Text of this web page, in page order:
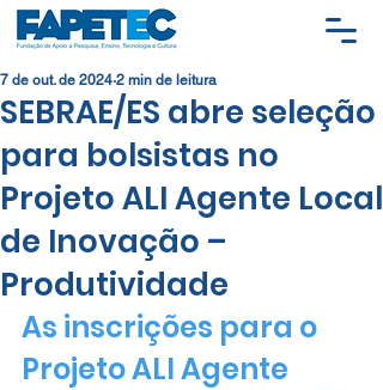
SEBRAE/ES abre seleção
para bolsistas no
Projeto ALI Agente Local
de Inovação –
Produtividade
7 de out. de 2024 2 min de leitura
As inscrições para o
Projeto ALI Agente